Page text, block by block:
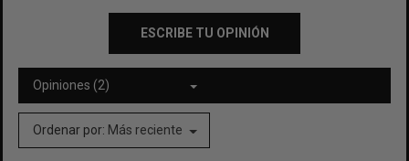
ESCRIBE TU OPINIÓN
Opiniones (2)
Ordenar por: Más reciente